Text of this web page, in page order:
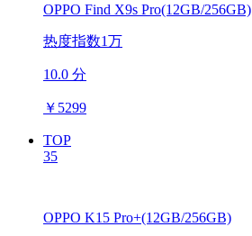
OPPO Find X9s Pro(12GB/256GB)
热度指数1万
10.0 分
￥ 5299
TOP
35
OPPO K15 Pro+(12GB/256GB)